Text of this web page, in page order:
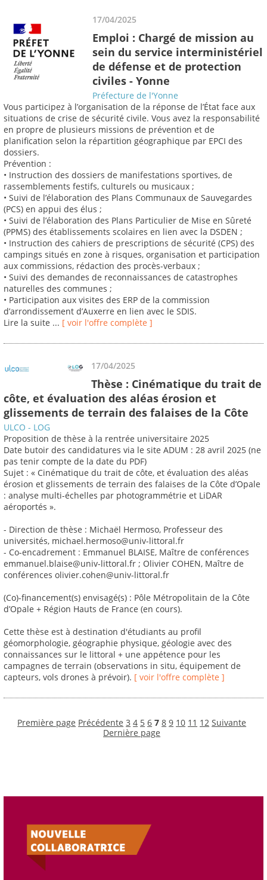
17/04/2025
Emploi : Chargé de mission au
sein du service interministériel
de défense et de protection
civiles - Yonne
Préfecture de l'Yonne
Vous participez à l’organisation de la réponse de l’État face aux
situations de crise de sécurité civile. Vous avez la responsabilité
en propre de plusieurs missions de prévention et de
planification selon la répartition géographique par EPCI des
dossiers.
Prévention :
• Instruction des dossiers de manifestations sportives, de
rassemblements festifs, culturels ou musicaux ;
• Suivi de l’élaboration des Plans Communaux de Sauvegardes
(PCS) en appui des élus ;
• Suivi de l’élaboration des Plans Particulier de Mise en Sûreté
(PPMS) des établissements scolaires en lien avec la DSDEN ;
• Instruction des cahiers de prescriptions de sécurité (CPS) des
campings situés en zone à risques, organisation et participation
aux commissions, rédaction des procès-verbaux ;
• Suivi des demandes de reconnaissances de catastrophes
naturelles des communes ;
• Participation aux visites des ERP de la commission
d’arrondissement d’Auxerre en lien avec le SDIS.
Lire la suite ... [ voir l'offre complète ]
17/04/2025
Thèse : Cinématique du trait de
côte, et évaluation des aléas érosion et
glissements de terrain des falaises de la Côte
ULCO - LOG
Proposition de thèse à la rentrée universitaire 2025
Date butoir des candidatures via le site ADUM : 28 avril 2025 (ne
pas tenir compte de la date du PDF)
Sujet : « Cinématique du trait de côte, et évaluation des aléas
érosion et glissements de terrain des falaises de la Côte d’Opale
: analyse multi-échelles par photogrammétrie et LiDAR
aéroportés ».
- Direction de thèse : Michaël Hermoso, Professeur des
universités, michael.hermoso@univ-littoral.fr
- Co-encadrement : Emmanuel BLAISE, Maître de conférences
emmanuel.blaise@univ-littoral.fr ; Olivier COHEN, Maître de
conférences olivier.cohen@univ-littoral.fr
(Co)-financement(s) envisagé(s) : Pôle Métropolitain de la Côte
d’Opale + Région Hauts de France (en cours).
Cette thèse est à destination d'étudiants au profil
géomorphologie, géographie physique, géologie avec des
connaissances sur le littoral + une appétence pour les
campagnes de terrain (observations in situ, équipement de
capteurs, vols drones à prévoir). [ voir l'offre complète ]
Première page Précédente 3 4 5 6 7 8 9 10 11 12 Suivante
Dernière page